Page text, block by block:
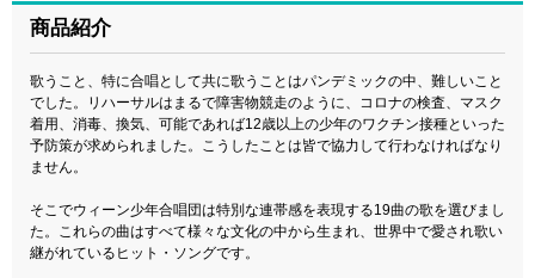
商品紹介
歌うこと、特に合唱として共に歌うことはパンデミックの中、難しいこと
でした。リハーサルはまるで障害物競走のように、コロナの検査、マスク
着用、消毒、換気、可能であれば12歳以上の少年のワクチン接種といった
予防策が求められました。こうしたことは皆で協力して行わなければなり
ません。
そこでウィーン少年合唱団は特別な連帯感を表現する19曲の歌を選びまし
た。これらの曲はすべて様々な文化の中から生まれ、世界中で愛され歌い
継がれているヒット・ソングです。